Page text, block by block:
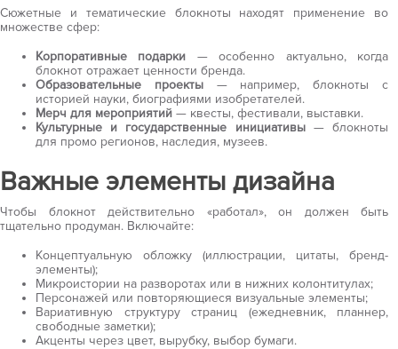
Сюжетные и тематические блокноты находят применение во
множестве сфер:
Корпоративные подарки — особенно актуально, когда
блокнот отражает ценности бренда.
Образовательные проекты— например, блокноты с
историей науки, биографиями изобретателей.
Мерч для мероприятий — квесты, фестивали, выставки.
Культурные и государственные инициативы— блокноты
для промо регионов, наследия, музеев.
Важные элементы дизайна
Чтобы блокнот действительно «работал», он должен быть
тщательно продуман. Включайте:
Концептуальную обложку (иллюстрации, цитаты, бренд-
элементы);
Микроистории на разворотах или в нижних колонтитулах;
Персонажей или повторяющиеся визуальные элементы;
Вариативную структуру страниц (ежедневник, планнер,
свободные заметки);
Акценты через цвет, вырубку, выбор бумаги.